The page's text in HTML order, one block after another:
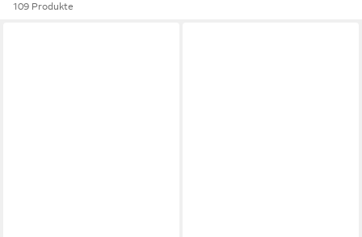
109 Produkte